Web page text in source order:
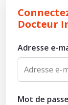
Docteur
Adresse e-
Mot de passe